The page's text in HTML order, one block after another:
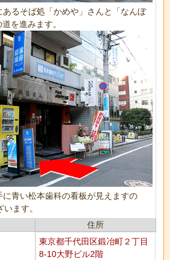
るそば処「かめや」さんと「なんぼ
を進みます。
青い松本歯科の看板が見えますの
ます。
住所
東京都千代田区鍛冶町２丁目
8-10大野ビル2階